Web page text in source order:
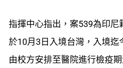
指揮中心指出，案539為印尼
於10月3日入境台灣，入境迄
由校方安排至醫院進行檢疫